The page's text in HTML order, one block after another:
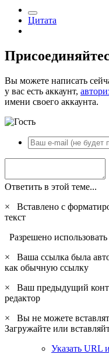
Цитата
Вы можете написать
у вас есть аккаунт,
имени своего аккаунта.
Ответить в этой теме...
×
Вставлено с
текст
Разрешено
×
Ваша ссылка была
как обычную ссылку
×
Ваш предыдущий
редактор
×
Вы не можете
Загружайте или
Указать URL